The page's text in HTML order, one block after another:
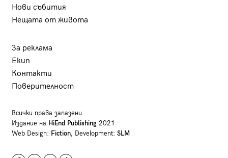
Нови събития
Нещата от живота
За реклама
Екип
Контакти
Поверителност
Всички права запазени.
Издание на HiEnd Publishing2021
Web Design: Fiction, Development: SLM